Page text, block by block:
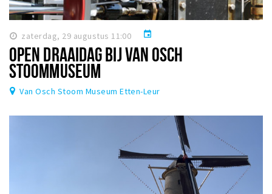
zaterdag, 29 augustus 11:00 event
OPEN DRAAIDAG BIJ VAN OSCH
STOOMMUSEUM
Van Osch Stoom Museum Etten-Leur